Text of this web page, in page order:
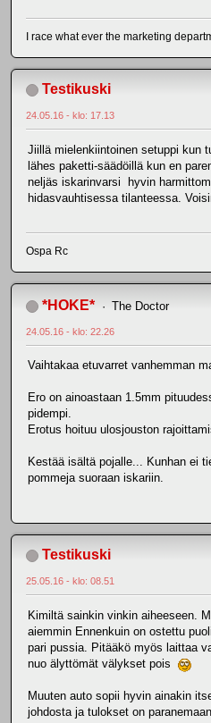
I race what ever the marketing
Testikuski
24.05.16 - klo: 17.13
Jiillä mielenkiintoinen setuppi kun
lähes paketti-säädöillä kun en
neljäs iskarinvarsi hyvin
hidasvauhtisessa tilanteessa.
Ospa Rc
*HOKE* The Doctor
24.05.16 - klo: 22.26
Vaihtakaa etuvarret vanhemman
Ero on ainoastaan 1.5mm
pidempi.
Erotus hoituu ulosjouston
Kestää isältä pojalle... Kunhan ei
pommeja suoraan iskariin.
Testikuski
25.05.16 - klo: 08.51
Kimiltä sainkin vinkin aiheeseen.
aiemmin Ennenkuin on ostettu
pari pussia. Pitääkö myös laittaa
nuo älyttömät välykset pois
Muuten auto sopii hyvin ainakin
johdosta ja tulokset on